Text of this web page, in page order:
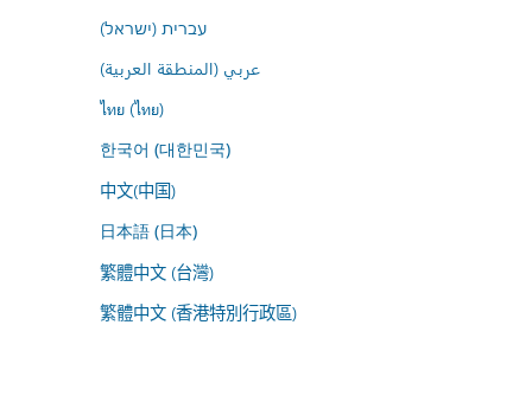
עברית (ישראל)
عربي (المنطقة العربية)
ไทย (ไทย)
한국어 (대한민국)
中文(中国)
日本語 (日本)
繁體中文 (台灣)
繁體中文 (香港特別行政區)